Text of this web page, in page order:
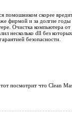
скорее
фирмой и за долгие годы
Очистка компьютера
несколько dll без
безопасности.
посмотрит что Clean